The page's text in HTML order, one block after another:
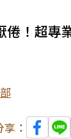
倦！超專
享：